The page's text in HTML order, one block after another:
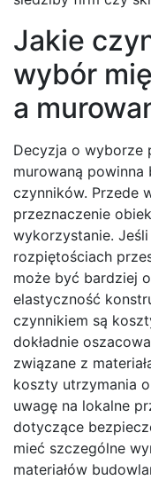
Jakie
wybór
a
Decyzja o wyborze
murowaną
czynników. Przede
przeznaczenie
wykorzystanie.
rozpiętościach
może być bardziej
elastyczność
czynnikiem są
dokładnie
związane z
koszty utrzymania
uwagę na lokalne
dotyczące
mieć szczególne
materiałów